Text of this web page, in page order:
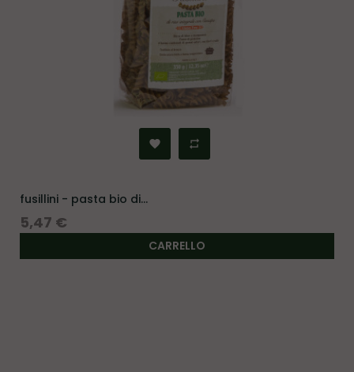
fusillini - pasta bio di...
Prezzo
5,47 €
CARRELLO